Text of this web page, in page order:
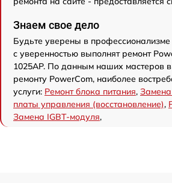
Знаем свое дело
Будьте уверены в
с уверенностью выполнят ремонт
1025AP. По данным наших мастеров
ремонту PowerCom, наиболее
услуги: Ремонт блока питания,
платы управления (восстановление),
Замена IGBT-модуля,